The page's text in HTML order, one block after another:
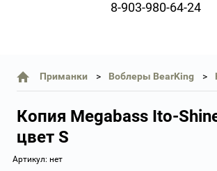
8-903-980-64-24
Приманки Воблеры BearKing
Копия Megabass Ito-
цвет S
Артикул: нет